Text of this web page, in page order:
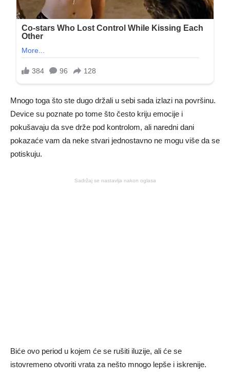
Mnogo toga što ste dugo držali u sebi sada izlazi na površinu.
Device su poznate po tome što često kriju emocije i
pokušavaju da sve drže pod kontrolom, ali naredni dani
pokazaće vam da neke stvari jednostavno ne mogu više da se
potiskuju.
Sadržaj se nastavlja nakon oglasa
Biće ovo period u kojem će se rušiti iluzije, ali će se
istovremeno otvoriti vrata za nešto mnogo lepše i iskrenije.